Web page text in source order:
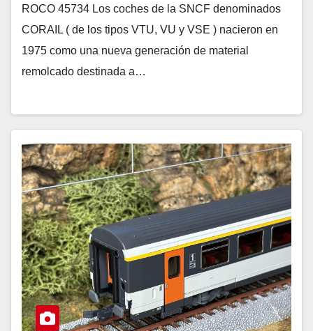
ROCO 45734 Los coches de la SNCF denominados
CORAIL ( de los tipos VTU, VU y VSE ) nacieron en
1975 como una nueva generación de material
remolcado destinada a…